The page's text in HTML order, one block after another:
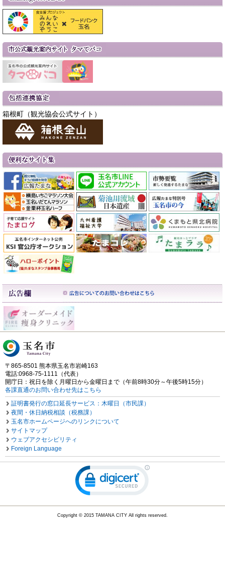
箱根町（観光協会公式サイト）
〒865-8501 熊本県玉名市岩崎163
電話:0968-75-1111（代表）
開庁日：祝日を除く月曜日から金曜日まで（午前8時30分～午後5時15分）
各課直通のお問い合わせ先はこちら
証明書発行の窓口延長サービス：木曜日（市民課）
夜間・休日納税相談（税務課）
玉名市ホームページへのリンクについて
サイトマップ
ウェブアクセシビリティ
Foreign Language
Copyright © 2015 TAMANA CITY All rights reserved.